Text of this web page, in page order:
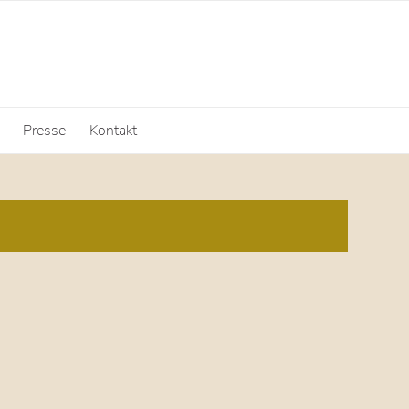
Presse Kontakt